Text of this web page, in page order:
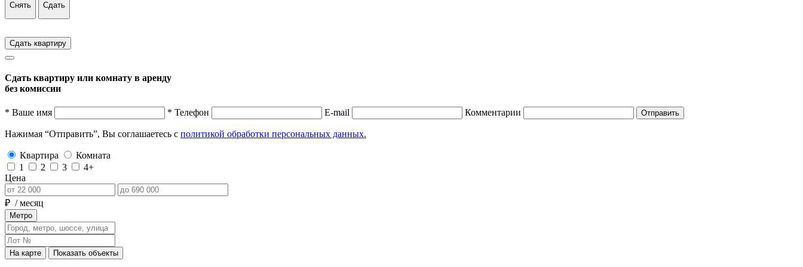
Снять Сдать
Сдать квартиру
Сдать квартиру или комнату в аренду
без комиссии
* Ваше имя * Телефон E-mail Комментарии Отправить
Нажимая “Отправить”, Вы соглашаетесь с политикой обработки персональных данных.
Квартира
Комната
1
2 3
4+
Цена
₽ / месяц
Метро
На карте Показать объекты